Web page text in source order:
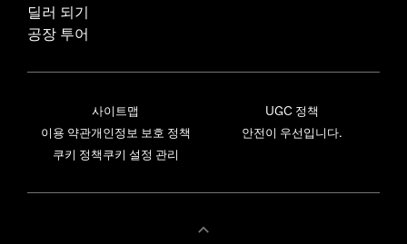
딜러 되기
공장 투어
사이트맵
이용 약관개인정보 보호 정책
쿠키 정책쿠키 설정 관리
UGC 정책
안전이 우선입니다.